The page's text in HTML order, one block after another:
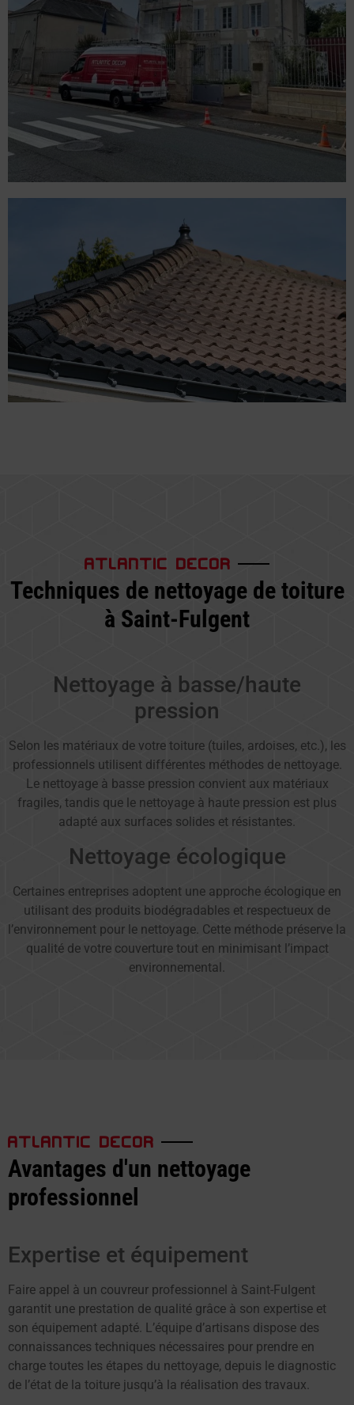
ATLANTIC DECOR
Techniques de nettoyage de toiture
à Saint-Fulgent
Nettoyage à basse/haute
pression
Selon les matériaux de votre toiture (tuiles, ardoises, etc.), les
professionnels utilisent différentes méthodes de nettoyage.
Le nettoyage à basse pression convient aux matériaux
fragiles, tandis que le nettoyage à haute pression est plus
adapté aux surfaces solides et résistantes.
Nettoyage écologique
Certaines entreprises adoptent une approche écologique en
utilisant des produits biodégradables et respectueux de
l’environnement pour le nettoyage. Cette méthode préserve la
qualité de votre couverture tout en minimisant l’impact
environnemental.
ATLANTIC DECOR
Avantages d'un nettoyage
professionnel
Expertise et équipement
Faire appel à un couvreur professionnel à Saint-Fulgent
garantit une prestation de qualité grâce à son expertise et
son équipement adapté. L’équipe d’artisans dispose des
connaissances techniques nécessaires pour prendre en
charge toutes les étapes du nettoyage, depuis le diagnostic
de l’état de la toiture jusqu’à la réalisation des travaux.